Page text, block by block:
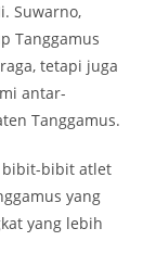
Suwarno,
Tanggamus
tetapi juga
antar-
Tanggamus.
bibit-bibit atlet
yang
yang lebih